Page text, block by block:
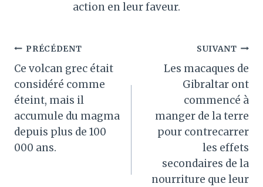
action en leur faveur.
Navigation
de
l’article
PRÉCÉDENT
Ce volcan grec était
considéré comme
éteint, mais il
accumule du magma
depuis plus de 100
000 ans.
SUIVANT
Les macaques de
Gibraltar ont
commencé à
manger de la terre
pour contrecarrer
les effets
secondaires de la
nourriture que leur